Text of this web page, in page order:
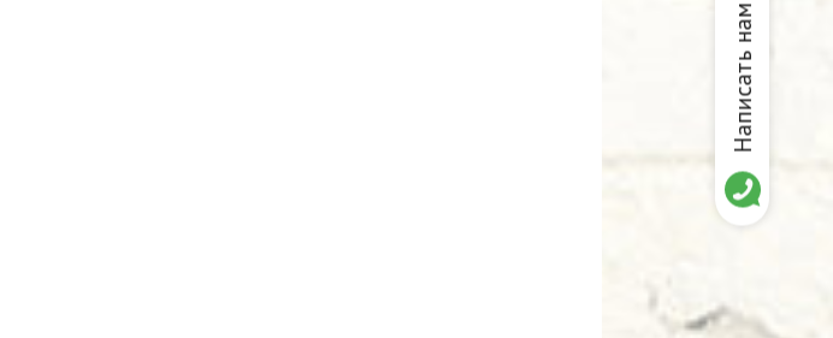
Написать нам